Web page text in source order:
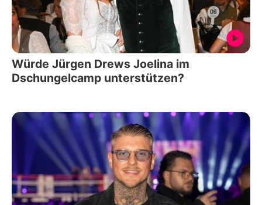
Würde Jürgen Drews Joelina im
Dschungelcamp unterstützen?